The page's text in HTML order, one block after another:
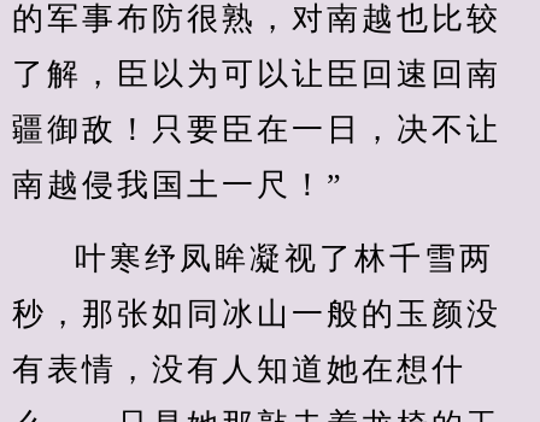
的军事布防很熟，对南越也比较
了解，臣以为可以让臣回速回南
疆御敌！只要臣在一日，决不让
南越侵我国土一尺！”
叶寒纾凤眸凝视了林千雪两
秒，那张如同冰山一般的玉颜没
有表情，没有人知道她在想什